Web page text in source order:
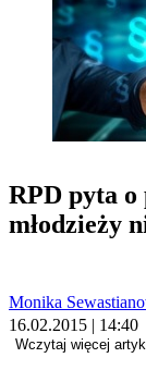
RPD pyta
młodzieży
Monika
16.02.2015 | 14:40
Wczytaj więcej